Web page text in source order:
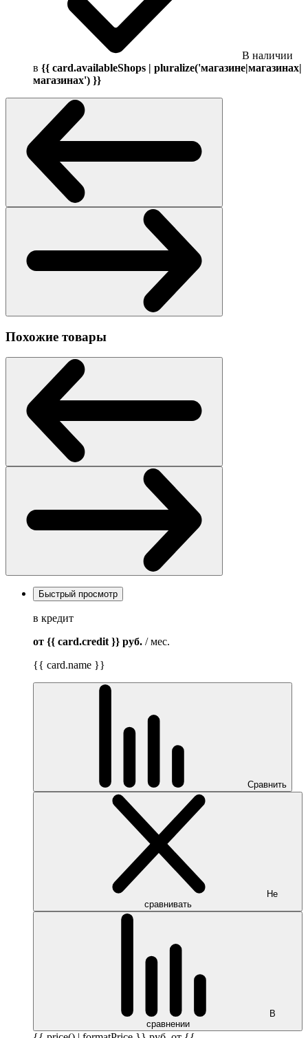
В наличии
в {{ card.availableShops | pluralize('магазине|магазинах|
магазинах') }}
Похожие товары
Быстрый просмотр
в кредит
от {{ card.credit }} руб. / мес.
{{ card.name }}
Сравнить
Не
сравнивать
В
сравнении